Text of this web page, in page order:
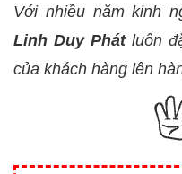
Với nhiều năm kinh
Linh Duy Phátluôn
của khách hàng lên